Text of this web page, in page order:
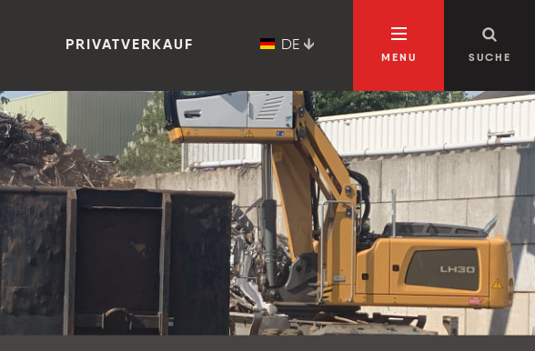
(CURRENT)PRIVATVERKAUF DE
MENU SUCHE